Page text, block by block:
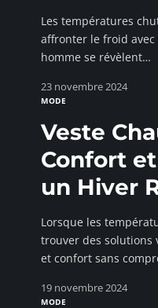
Les températures
affronter le froid
homme se révèlent…
23 novembre 2024
MODE
Veste
Confort
un Hiver
Lorsque les
trouver des solutions
et confort sans
19 novembre 2024
MODE